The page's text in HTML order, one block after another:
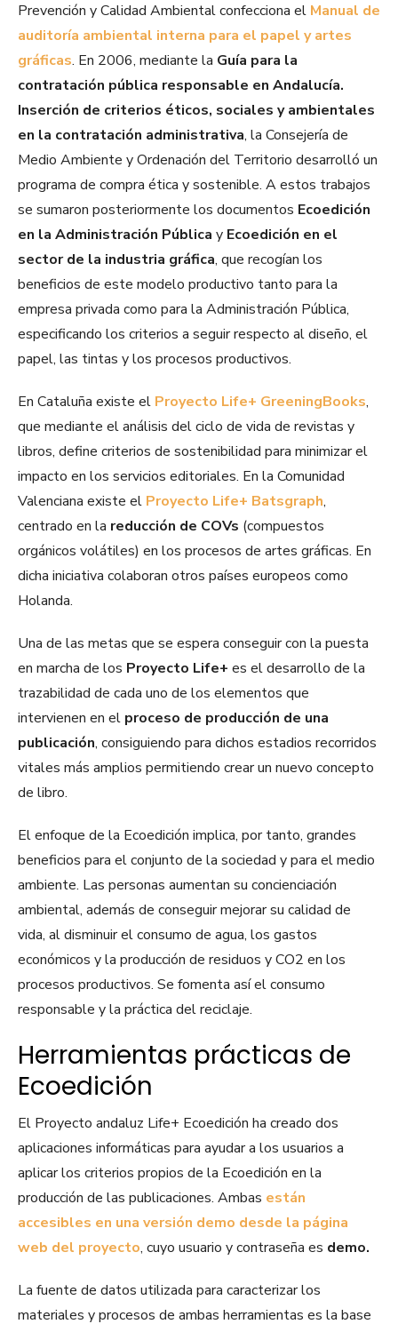
Prevención y Calidad Ambiental confecciona el Manual de
auditoría ambiental interna para el papel y artes
gráficas. En 2006, mediante la Guía para la
contratación pública responsable en Andalucía.
Inserción de criterios éticos, sociales y ambientales
en la contratación administrativa, la Consejería de
Medio Ambiente y Ordenación del Territorio desarrolló un
programa de compra ética y sostenible. A estos trabajos
se sumaron posteriormente los documentos Ecoedición
en la Administración Pública y Ecoedición en el
sector de la industria gráfica, que recogían los
beneficios de este modelo productivo tanto para la
empresa privada como para la Administración Pública,
especificando los criterios a seguir respecto al diseño, el
papel, las tintas y los procesos productivos.
En Cataluña existe el Proyecto Life+ GreeningBooks,
que mediante el análisis del ciclo de vida de revistas y
libros, define criterios de sostenibilidad para minimizar el
impacto en los servicios editoriales. En la Comunidad
Valenciana existe el Proyecto Life+ Batsgraph,
centrado en la reducción de COVs (compuestos
orgánicos volátiles) en los procesos de artes gráficas. En
dicha iniciativa colaboran otros países europeos como
Holanda.
Una de las metas que se espera conseguir con la puesta
en marcha de los Proyecto Life+ es el desarrollo de la
trazabilidad de cada uno de los elementos que
intervienen en el proceso de producción de una
publicación, consiguiendo para dichos estadios recorridos
vitales más amplios permitiendo crear un nuevo concepto
de libro.
El enfoque de la Ecoedición implica, por tanto, grandes
beneficios para el conjunto de la sociedad y para el medio
ambiente. Las personas aumentan su concienciación
ambiental, además de conseguir mejorar su calidad de
vida, al disminuir el consumo de agua, los gastos
económicos y la producción de residuos y CO2 en los
procesos productivos. Se fomenta así el consumo
responsable y la práctica del reciclaje.
Herramientas prácticas de
Ecoedición
El Proyecto andaluz Life+ Ecoedición ha creado dos
aplicaciones informáticas para ayudar a los usuarios a
aplicar los criterios propios de la Ecoedición en la
producción de las publicaciones. Ambas están
accesibles en una versión demo desde la página
web del proyecto, cuyo usuario y contraseña es demo.
La fuente de datos utilizada para caracterizar los
materiales y procesos de ambas herramientas es la base